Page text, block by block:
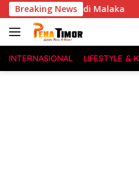
Langsung
ke
konten
Breaking News
JPU Tuntut 4
INTERNASIONAL LIFESTYLE &